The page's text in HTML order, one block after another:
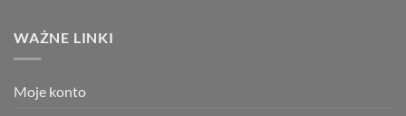
WAŻNE LINKI
Moje konto